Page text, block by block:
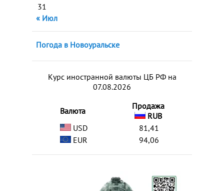
31
« Июл
Погода в Новоуральске
Курс иностранной валюты ЦБ РФ на
07.08.2026
Валюта
Продажа
RUB
USD
81,41
EUR
94,06